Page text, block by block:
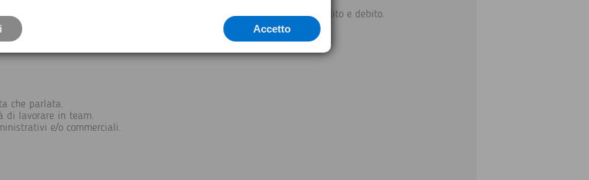
e amministrativo per garantire un flusso di lavoro efficiente.
alla verifica delle scadenze clienti e alla gestione di note di credito e debito.
a livello nazionale che internazionale.
che parlata.
di lavorare in team.
e/o commerciali.
Accetto